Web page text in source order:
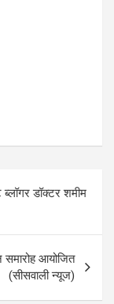
ब्लॉगर डॉक्टर शमीम
समारोह आयोजित
(सीसवाली न्यूज)